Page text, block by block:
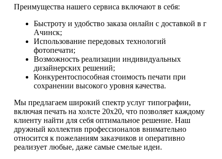
Преимущества нашего сервиса включают в себя:
Быстроту и удобство заказа онлайн с доставкой в г
Ачинск;
Использование передовых технологий
фотопечати;
Возможность реализации индивидуальных
дизайнерских решений;
Конкурентоспособная стоимость печати при
сохранении высокого уровня качества.
Мы предлагаем широкий спектр услуг типографии,
включая печать на холсте 20х20, что позволяет каждому
клиенту найти для себя оптимальное решение. Наш
дружный коллектив профессионалов внимательно
относится к пожеланиям заказчиков и оперативно
реализует любые, даже самые смелые идеи.